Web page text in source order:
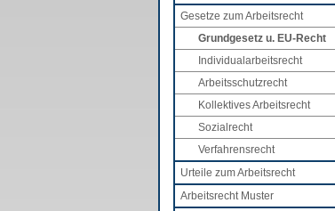
Gesetze zum Arbeitsrecht
Grundgesetz u. EU-Recht
Individualarbeitsrecht
Arbeitsschutzrecht
Kollektives Arbeitsrecht
Sozialrecht
Verfahrensrecht
Urteile zum Arbeitsrecht
Arbeitsrecht Muster